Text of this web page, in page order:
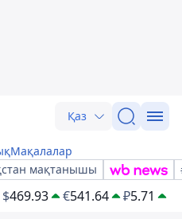
Қаз
Мақалалар
мақтанышы
$469.93 €541.64 ₽5.71